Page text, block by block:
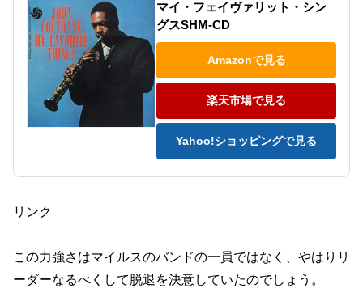
マイ・フェイヴァリット・シン
グスSHM-CD
Amazonで見る
楽天市場で見る
Yahoo!ショッピングで見る
リンク
この力強さはマイルスのバンドの一員ではなく、やはりリ
ーダーなるべくして脱退を決意していたのでしょう。